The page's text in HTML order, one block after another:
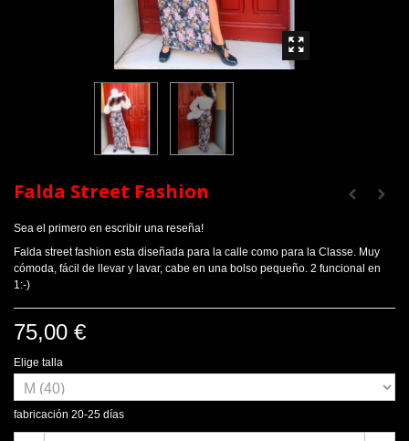
Falda Street Fashion
Sea el primero en escribir una reseña!
Falda street fashion esta diseñada para la calle como para la Classe. Muy
cómoda, fácil de llevar y lavar, cabe en una bolso pequeño. 2 funcional en
1:-)
75,00 €
Elige talla
fabricación 20-25 días